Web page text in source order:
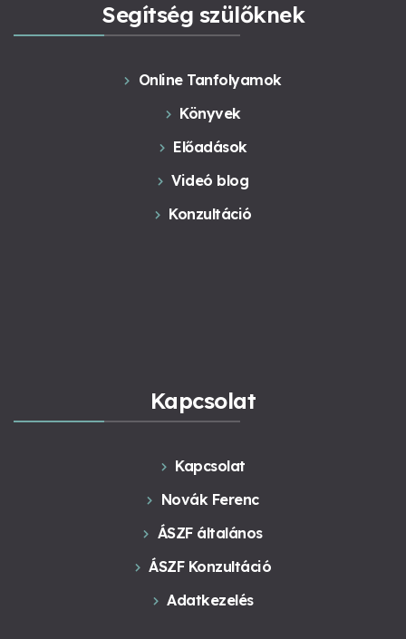
Segítség szülőknek
Online Tanfolyamok
Könyvek
Előadások
Videó blog
Konzultáció
Kapcsolat
Kapcsolat
Novák Ferenc
ÁSZF általános
ÁSZF Konzultáció
Adatkezelés